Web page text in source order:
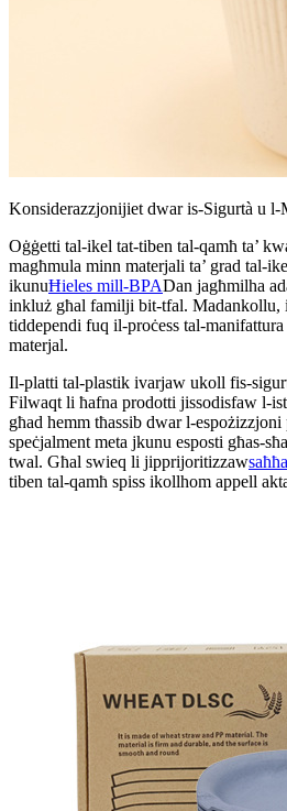
Konsiderazzjonijiet dwar is-Sigurtà u l-
Oġġetti tal-ikel tat-tiben tal-qamħ ta’
magħmula minn materjali ta’ grad tal-
ikunuĦieles mill-BPADan jagħmilha
inkluż għal familji bit-tfal.
tiddependi fuq il-proċess tal-
materjal.
Il-platti tal-plastik ivarjaw ukoll fis-
Filwaqt li ħafna prodotti jissodisfaw l-
għad hemm tħassib dwar l-
speċjalment meta jkunu esposti għas-
twal. Għal swieq li jipprijoritizzawsaħħa
tiben tal-qamħ spiss ikollhom appell